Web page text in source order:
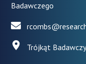
Badawczego
Trójkąt